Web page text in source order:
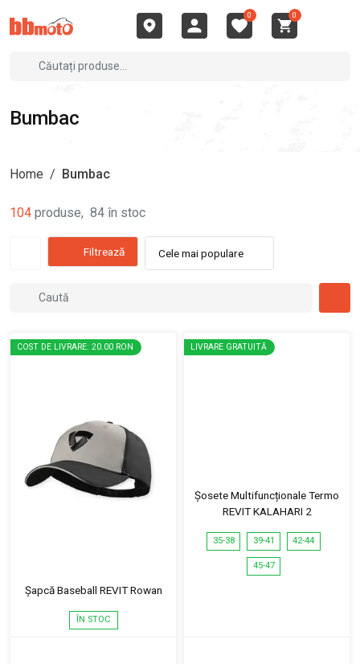
0 0
Bumbac
Home / Bumbac
104 produse, 84 în stoc
Filtrează Cele mai populare
COST DE LIVRARE: 20.00 RON
Șapcă Baseball REVIT Rowan
ÎN STOC
LIVRARE GRATUITĂ
Șosete Multifuncționale Termo
REVIT KALAHARI 2
35-38 39-41 42-44
45-47